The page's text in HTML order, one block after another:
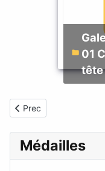
Galerie - 2018-09-
01
tête
Articolo precedente:
Prec
Médailles